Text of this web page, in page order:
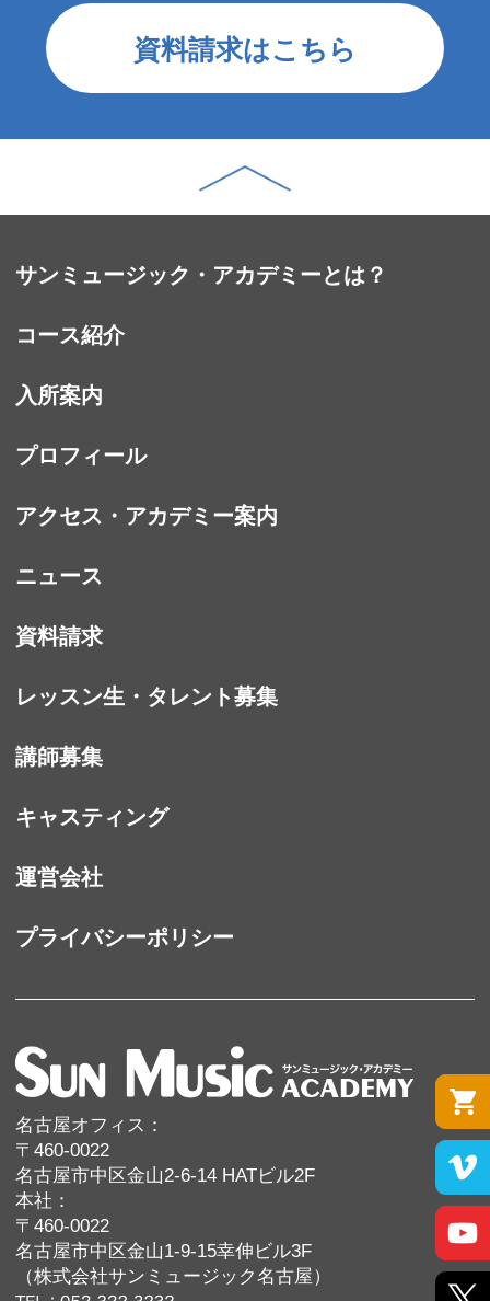
資料請求はこちら
サンミュージック・アカデミーとは？
コース紹介
入所案内
プロフィール
アクセス・アカデミー案内
ニュース
資料請求
レッスン生・タレント募集
講師募集
キャスティング
運営会社
プライバシーポリシー
名古屋オフィス：
〒460-0022
名古屋市中区金山2-6-14 HATビル2F
本社：
〒460-0022
名古屋市中区金山1-9-15幸伸ビル3F
（株式会社サンミュージック名古屋）